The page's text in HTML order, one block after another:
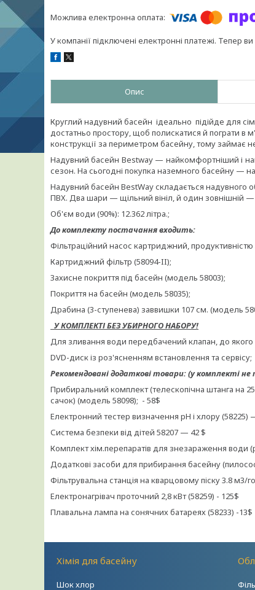
У компанії підключені електронні платежі. Тепер
Опис
Круглий надувний басейн ідеально підійде для
достатньо простору, щоб полискатися й пограти в
конструкції за периметром басейну, тому займає
Надувний басейн Bestway — найкомфортніший і
сезон. На сьогодні покупка наземного басейну —
Надувний басейн BestWay складається надувного
ПВХ. Два шари — щільний вініл, й один зовнішній —
Об'єм води (90%): 12.362 літра.;
До комплекту постачання входить:
Фільтраційний насос картриджний, продуктивністю
Картриджний фільтр (58094-II);
Захисне покриття під басейн (модель 58003);
Покриття на басейн (модель 58035);
Драбина (3-ступенева) заввишки 107 см. (модель
У КОМПЛЕКТІ БЕЗ УБИРНОГО НАБОРУ!
Для зливання води передбачений клапан, до
DVD-диск із роз'ясненням
Рекомендовані додаткові товари: (у комплекті
Прибиральний комплект (телескопічна штанга на
сачок) (модель 58098); - 58$
Електронний тестер визначення рН і хлору (58225)
Система безпеки від дітей 58207 — 42 $
Комплект хім.перепаратів для знезараження води
Додаткові засоби для прибирання басейну
Фільтрувальна станція на кварцовому піску 3.8 м3/
Електронагрівач проточний 2,8 кВт (58259) - 125$
Плавальна лампа на сонячних батареях (58233) -13$
Хімія для басейну
Шок хлор